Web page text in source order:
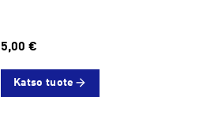
5,00 €
Katso tuote